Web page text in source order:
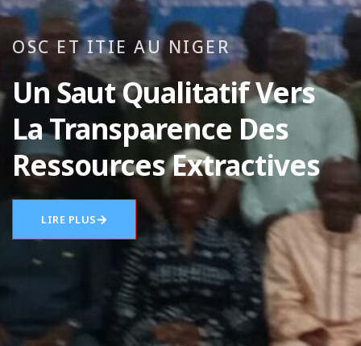
OSC ET ITIE AU NIGER
Un Saut Qualitatif Vers
La Transparence Des
Ressources Extractives
LIRE PLUS